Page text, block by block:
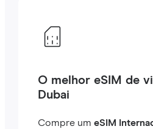
O melhor eSIM de
Dubai
Compre um eSIM